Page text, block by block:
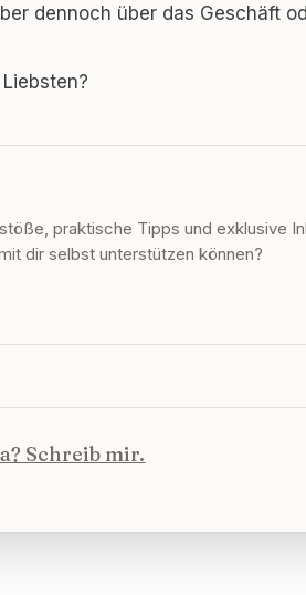
dennoch über das Geschäft
praktische Tipps und exklusive
dir selbst unterstützen können?
Schreib mir.